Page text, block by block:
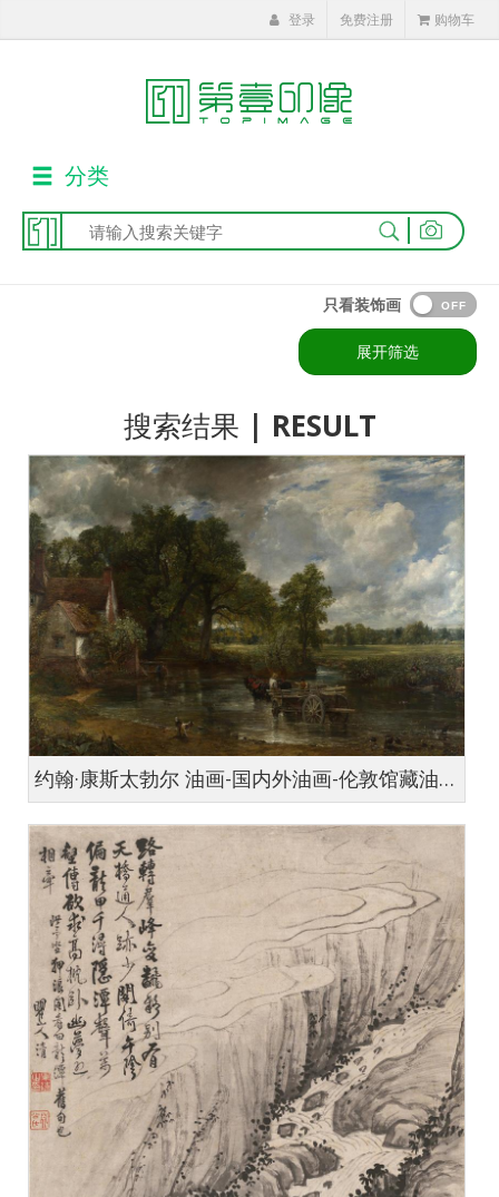
登录 免费注册 购物车
分类
|
只看装饰画 OFF
展开筛选
搜索结果 | RESULT
约翰·康斯太勃尔 油画-国内外油画-伦敦馆藏油画名作- (英)约翰 康斯太布尔 干草车 伦敦国立美术馆藏 1821